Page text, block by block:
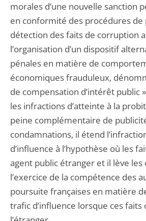
morales d’une nouvelle sanction
en conformité des procédures
détection des faits de corruption
l’organisation d’un dispositif
pénales en matière de
économiques frauduleux,
de compensation d’intérêt public
les infractions d’atteinte à la
peine complémentaire de
condamnations, il étend
d’influence à l’hypothèse où les
agent public étranger et il lève les
l’exercice de la compétence des
poursuite françaises en matière
trafic d’influence lorsque ces